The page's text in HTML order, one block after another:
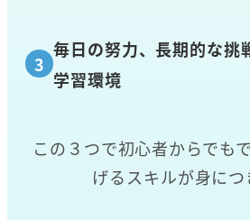
毎日の努力、長期的な挑
学習環境
この３つで初心者からでも
げるスキルが身につ